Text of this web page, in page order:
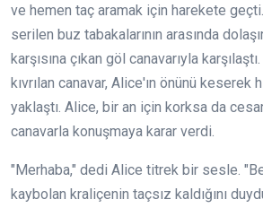
ve hemen taç aramak için harekete
serilen buz tabakalarının arasında
karşısına çıkan göl canavarıyla
kıvrılan canavar, Alice'ın önünü keserek
yaklaştı. Alice, bir an için korksa da
canavarla konuşmaya karar verdi.
"Merhaba," dedi Alice titrek bir sesle.
kaybolan kraliçenin taçsız kaldığını